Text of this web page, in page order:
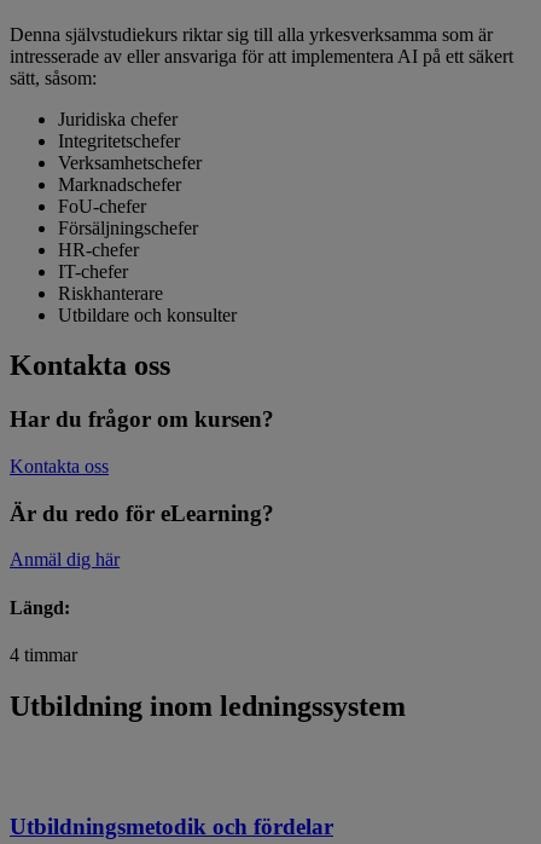
Denna självstudiekurs riktar sig till alla yrkesverksamma som är
intresserade av eller ansvariga för att implementera AI på ett säkert
sätt, såsom:
Juridiska chefer
Integritetschefer
Verksamhetschefer
Marknadschefer
FoU-chefer
Försäljningschefer
HR-chefer
IT-chefer
Riskhanterare
Utbildare och konsulter
Kontakta oss
Har du frågor om kursen?
Kontakta oss
Är du redo för eLearning?
Anmäl dig här
Längd:
4 timmar
Utbildning inom ledningssystem
Utbildningsmetodik och fördelar